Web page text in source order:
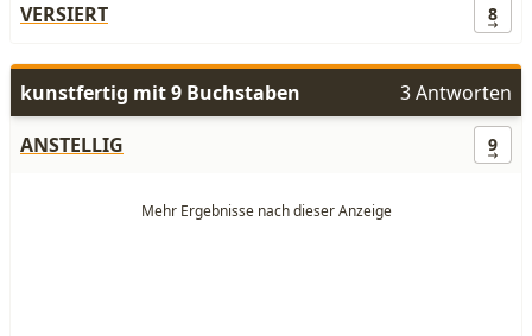
VERSIERT 8
kunstfertig mit 9 Buchstaben
3 Antworten
ANSTELLIG
9